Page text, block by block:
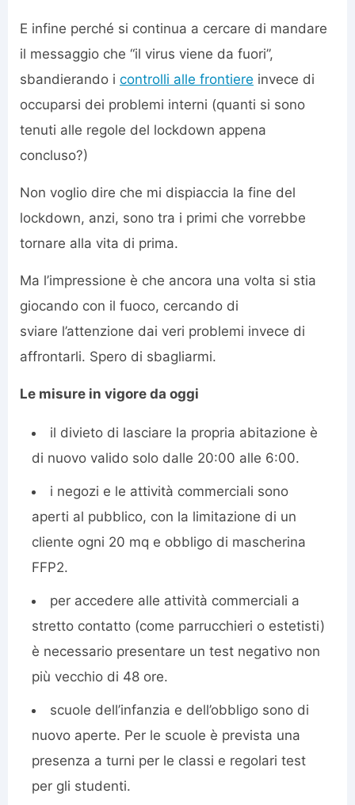
E infine perché si continua a cercare di mandare
il messaggio che “il virus viene da fuori”,
sbandierando i controlli alle frontiere invece di
occuparsi dei problemi interni (quanti si sono
tenuti alle regole del lockdown appena
concluso?)
Non voglio dire che mi dispiaccia la fine del
lockdown, anzi, sono tra i primi che vorrebbe
tornare alla vita di prima.
Ma l’impressione è che ancora una volta si stia
giocando con il fuoco, cercando di
sviare l’attenzione dai veri problemi invece di
affrontarli. Spero di sbagliarmi.
Le misure in vigore da oggi
il divieto di lasciare la propria abitazione è
di nuovo valido solo dalle 20:00 alle 6:00.
i negozi e le attività commerciali sono
aperti al pubblico, con la limitazione di un
cliente ogni 20 mq e obbligo di mascherina
FFP2.
per accedere alle attività commerciali a
stretto contatto (come parrucchieri o estetisti)
è necessario presentare un test negativo non
più vecchio di 48 ore.
scuole dell’infanzia e dell’obbligo sono di
nuovo aperte. Per le scuole è prevista una
presenza a turni per le classi e regolari test
per gli studenti.